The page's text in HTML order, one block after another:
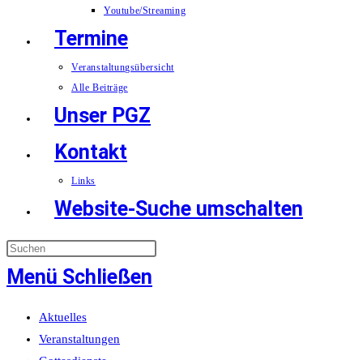
Youtube/Streaming
Termine
Veranstaltungsübersicht
Alle Beiträge
Unser PGZ
Kontakt
Links
Website-Suche umschalten
Menü Schließen
Aktuelles
Veranstaltungen